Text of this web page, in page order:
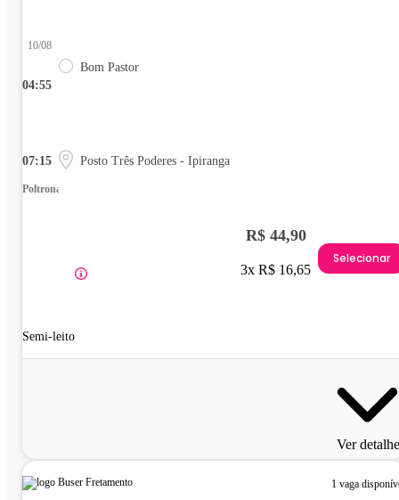
04:55
10/08
Bom Pastor
07:15 Posto Três Poderes - Ipiranga
Poltrona
Semi-leito
R$ 44,90
3x R$ 16,65
Selecionar
Ver
1 vaga